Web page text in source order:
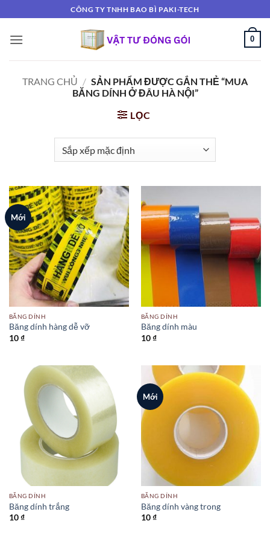
qua
nội
CÔNG TY TNHH BAO BÌ PAKI-TECH
0
TRANG CHỦ / SẢN PHẨM ĐƯỢC GẮN THẺ “MUA
BĂNG DÍNH Ở ĐÂU HÀ NỘI”
LỌC
Mới
BĂNG DÍNH
Băng dính hàng dễ vỡ
10₫
BĂNG DÍNH
Băng dính màu
10₫
BĂNG DÍNH
Băng dính trắng
10₫
Mới
BĂNG DÍNH
Băng dính vàng trong
10₫